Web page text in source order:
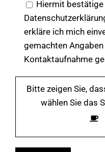
Hiermit
erkläre ich mich
gemachten
Kontaktaufnahme
Bitte zeigen Sie,
wählen Sie das